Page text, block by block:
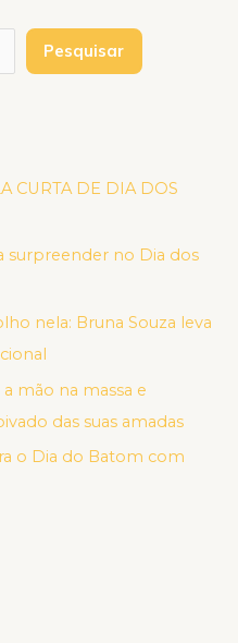
Pesquisar
CURTA DE DIA DOS
surpreender no Dia dos
nela: Bruna Souza leva
mão na massa e
das suas amadas
o Dia do Batom com